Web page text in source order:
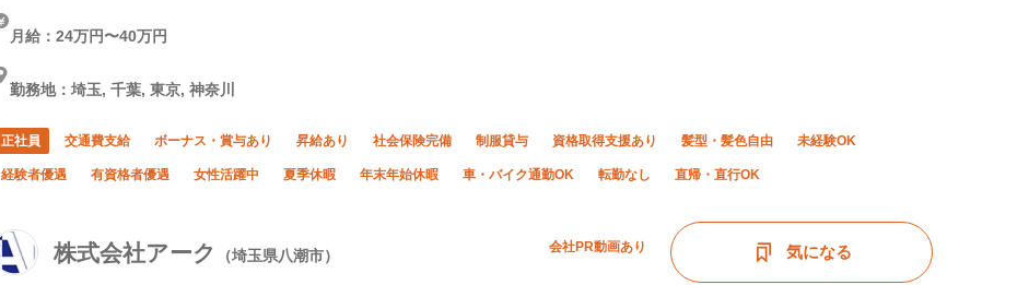
株式会社アーク （埼玉県八潮市） 会社PR動画あり
月給：24万円〜40万円
勤務地：埼玉, 千葉, 東京, 神奈川
正社員 交通費支給 ボーナス・賞与あり 昇給あり 社会保険完備 制服貸与 資格取得支援あり 髪型・髪色自由 未経験OK
経験者優遇 有資格者優遇 女性活躍中 夏季休暇 年末年始休暇 車・バイク通勤OK 転勤なし 直帰・直行OK
気になる